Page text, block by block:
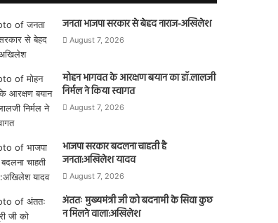
जनता भाजपा सरकार से बेहद नाराज-अखिलेश
August 7, 2026
मोहन भागवत के आरक्षण बयान का डॉ.लालजी
निर्मल ने किया स्वागत
August 7, 2026
भाजपा सरकार बदलना चाहती है
जनता:अखिलेश यादव
August 7, 2026
अंततः मुख्यमंत्री जी को बदनामी के सिवा कुछ
न मिलने वाला:अखिलेश